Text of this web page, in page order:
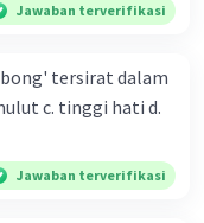
(2)-(3)-
Jawaban terverifikasi
tersirat dalam
Jawaban terverifikasi